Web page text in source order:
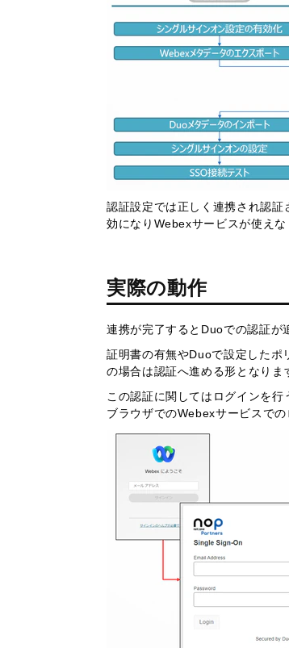
認証設定では正しく連携され認
効になりWebexサービスが使え
実際の動作
連携が完了するとDuoでの認証が
証明書の有無やDuoで設定したポ
の場合は認証へ進める形となりま
この認証に関してはログインを
ブラウザでのWebexサービスで